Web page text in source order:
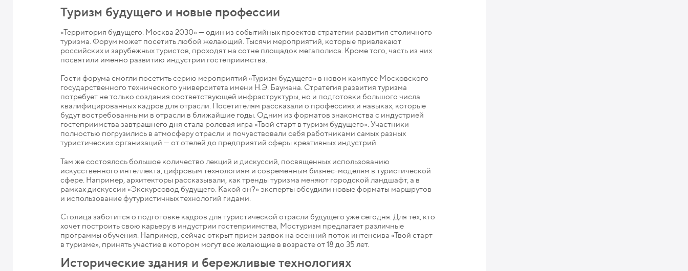
Туризм будущего и новые профессии
«Территория будущего. Москва 2030» — один из событийных проектов стратегии развития столичного
туризма. Форум может посетить любой желающий. Тысячи мероприятий, которые привлекают
российских и зарубежных туристов, проходят на сотне площадок мегаполиса. Кроме того, часть из них
посвятили именно развитию индустрии гостеприимства.
Гости форума смогли посетить серию мероприятий «Туризм будущего» в новом кампусе Московского
государственного технического университета имени Н.Э. Баумана. Стратегия развития туризма
потребует не только создания соответствующей инфраструктуры, но и подготовки большого числа
квалифицированных кадров для отрасли. Посетителям рассказали о профессиях и навыках, которые
будут востребованными в отрасли в ближайшие годы. Одним из форматов знакомства с индустрией
гостеприимства завтрашнего дня стала ролевая игра «Твой старт в туризм будущего». Участники
полностью погрузились в атмосферу отрасли и почувствовали себя работниками самых разных
туристических организаций — от отелей до предприятий сферы креативных индустрий.
Там же состоялось большое количество лекций и дискуссий, посвященных использованию
искусственного интеллекта, цифровым технологиям и современным бизнес-моделям в туристической
сфере. Например, архитекторы рассказывали, как тренды туризма меняют городской ландшафт, а в
рамках дискуссии «Экскурсовод будущего. Какой он?» эксперты обсудили новые форматы маршрутов
и использование футуристичных технологий гидами.
Столица заботится о подготовке кадров для туристической отрасли будущего уже сегодня. Для тех, кто
хочет построить свою карьеру в индустрии гостеприимства, Мостуризм предлагает различные
программы обучения. Например, сейчас открыт прием заявок на осенний поток интенсива «Твой старт
в туризме», принять участие в котором могут все желающие в возрасте от 18 до 35 лет.
Исторические здания и бережливые технологиях